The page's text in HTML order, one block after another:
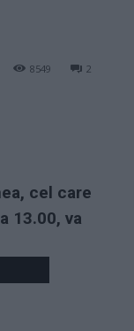
2
8549
cel care
13.00, va